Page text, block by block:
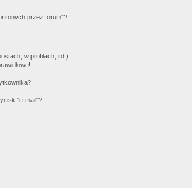
przez forum"?
w profilach, itd.)
"e-mail"?